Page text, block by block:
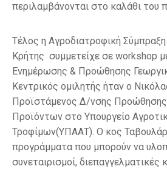
περιλαμβάνονται στο καλάθι του
Τέλος η Αγροδιατροφική
Κρήτης συμμετείχε σε workshop
Ενημέρωσης & Προώθησης
Κεντρικός ομιλητής ήταν ο
Προϊστάμενος Δ/νσης
Προϊόντων στο Υπουργείο
Τροφίμων(ΥΠΑΑΤ). Ο κος
προγράμματα που μπορούν να
συνεταιρισμοί, διεπαγγελματικές